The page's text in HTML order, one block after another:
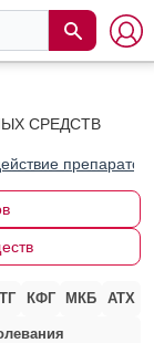
СРЕДСТВ
препаратов
КФГ МКБ АТХ